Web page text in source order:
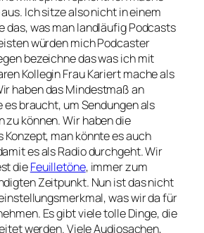
Ich sitze also nicht in einem
das, was man landläufig Podcasts
würden mich Podcaster
bezeichne das was ich mit
Kollegin Frau Kariert mache als
haben das Mindestmaß an
braucht, um Sendungen als
zu können. Wir haben die
Konzept, man könnte es auch
es als Radio durchgeht. Wir
dieFeuilletöne, immer zum
Zeitpunkt. Nun ist das nicht
was wir da für
Es gibt viele tolle Dinge, die
werden. Viele Audiosachen,